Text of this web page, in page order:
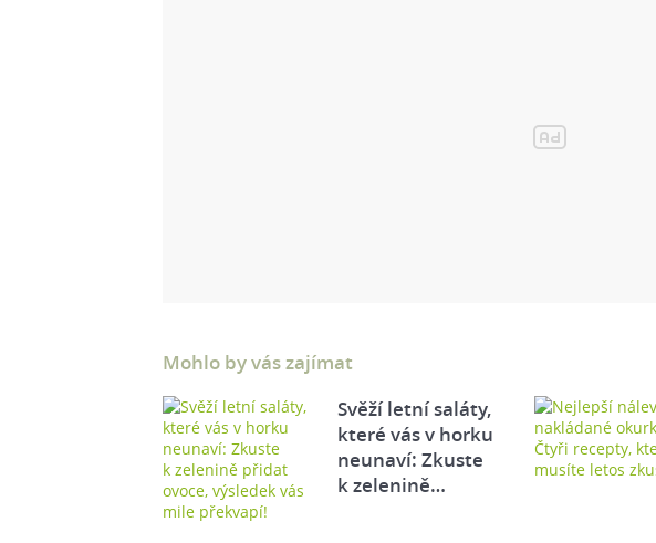
Mohlo by vás zajímat
Svěží letní saláty,
které vás v horku
neunaví: Zkuste
k zelenině…